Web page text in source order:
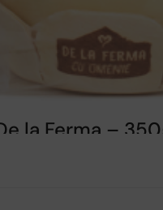
la Ferma –